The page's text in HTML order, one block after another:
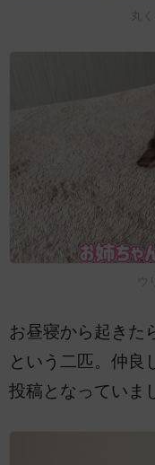
丸
お昼寝から起きた
という二匹。仲良
投稿となっていま